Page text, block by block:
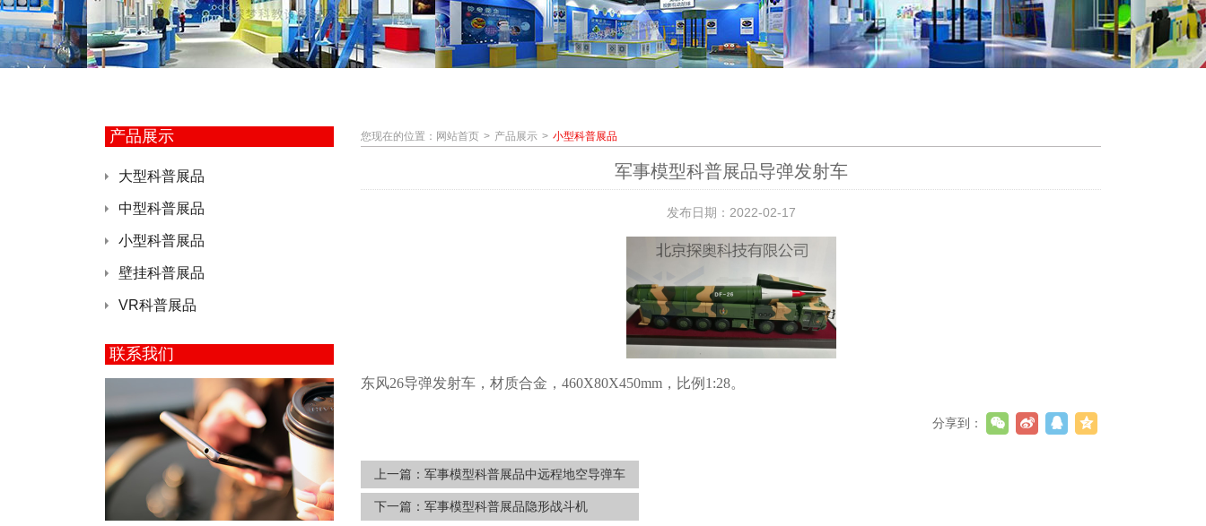
产品展示
大型科普展品
中型科普展品
小型科普展品
壁挂科普展品
VR科普展品
联系我们
您现在的位置： 网站首页 产品展示 小型科普展品
军事模型科普展品导弹发射车
发布日期：2022-02-17
东风26导弹发射车 ，材质合金，460X80X450mm，比例1:28。
分享到：
上一篇： 军事模型科普展品中远程地空导弹车
下一篇： 军事模型科普展品隐形战斗机